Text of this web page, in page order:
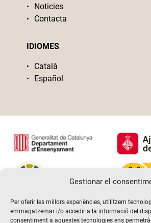
Gestionar el
Per oferir les millors experiències, utilitzem
emmagatzemar i/o accedir a la informació del
consentiment a aquestes tecnologies ens
Noticies
Contacta
IDIOMES
Català
Español